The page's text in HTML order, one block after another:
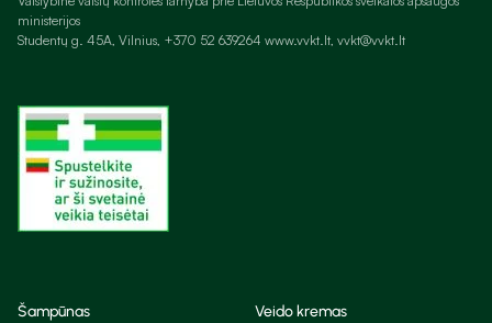
ministerijos
Studentų g. 45A, Vilnius, +370 52 639264 www.vvkt.lt, vvkt@vvkt.lt
Šampūnas
Veido kremas